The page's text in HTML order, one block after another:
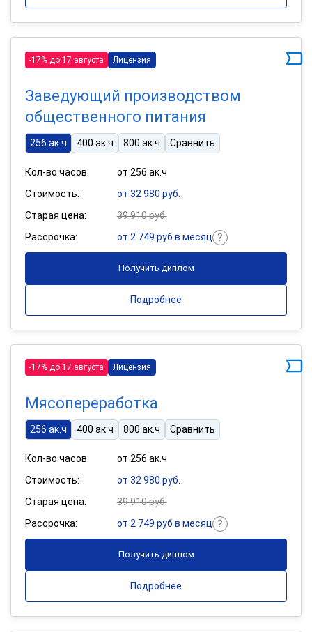
-17% до 17 августа Лицензия
Заведующий производством
общественного питания
256 ак.ч 400 ак.ч 800 ак.ч Сравнить
Кол-во часов:
от 256 ак.ч
Стоимость:
от 32 980 руб.
Старая цена:
39 910 руб.
Рассрочка:
от 2 749 руб в месяц
Получить диплом
Подробнее
-17% до 17 августа Лицензия
Мясопереработка
256 ак.ч 400 ак.ч 800 ак.ч Сравнить
Кол-во часов:
от 256 ак.ч
Стоимость:
от 32 980 руб.
Старая цена:
39 910 руб.
Рассрочка:
от 2 749 руб в месяц
Получить диплом
Подробнее